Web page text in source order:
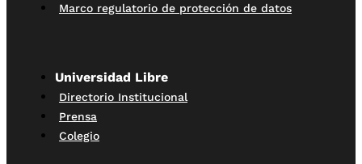
Marco regulatorio de protección de datos
Universidad Libre
Directorio Institucional
Prensa
Colegio